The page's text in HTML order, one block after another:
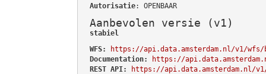
Autorisatie: OPENBAAR
Aanbevolen versie (v1)
stabiel
WFS:
https://api.data.amsterdam.nl/v1/wfs/
Documentation:
https://
REST API:
https://api.data.amsterdam.nl/